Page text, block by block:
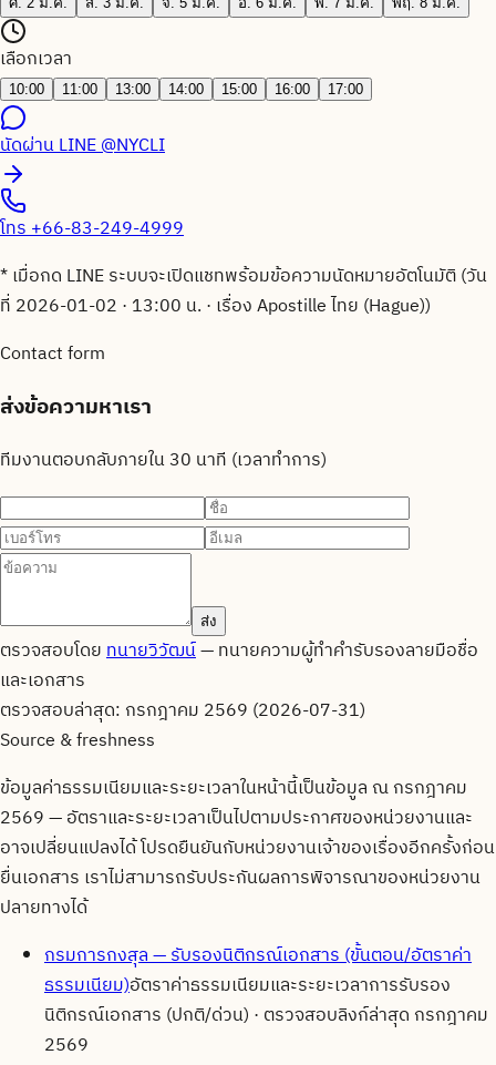
เลือกเวลา
10:00 11:00 13:00 14:00 15:00 16:00 17:00
นัดผ่าน LINE@NYCLI
โทร+66-83-249-4999
* เมื่อกด LINE ระบบจะเปิดแชทพร้อมข้อความนัดหมายอัตโนมัติ (วัน
ที่ 2026-01-02 · 13:00 น. · เรื่อง Apostille ไทย (Hague))
Contact form
ส่งข้อความหาเรา
ทีมงานตอบกลับภายใน 30 นาที (เวลาทำการ)
ส่ง
ตรวจสอบโดยทนายวิวัฒน์—ทนายความผู้ทำคำรับรองลายมือชื่อ
และเอกสาร
ตรวจสอบล่าสุด: กรกฎาคม 2569 (2026-07-31)
Source & freshness
ข้อมูลค่าธรรมเนียมและระยะเวลาในหน้านี้เป็นข้อมูล ณกรกฎาคม
2569— อัตราและระยะเวลาเป็นไปตามประกาศของหน่วยงานและ
อาจเปลี่ยนแปลงได้ โปรดยืนยันกับหน่วยงานเจ้าของเรื่องอีกครั้งก่อน
ยื่นเอกสาร เราไม่สามารถรับประกันผลการพิจารณาของหน่วยงาน
ปลายทางได้
กรมการกงสุล — รับรองนิติกรณ์เอกสาร (ขั้นตอน/อัตราค่า
ธรรมเนียม)อัตราค่าธรรมเนียมและระยะเวลาการรับรอง
นิติกรณ์เอกสาร (ปกติ/ด่วน) · ตรวจสอบลิงก์ล่าสุด กรกฎาคม
2569